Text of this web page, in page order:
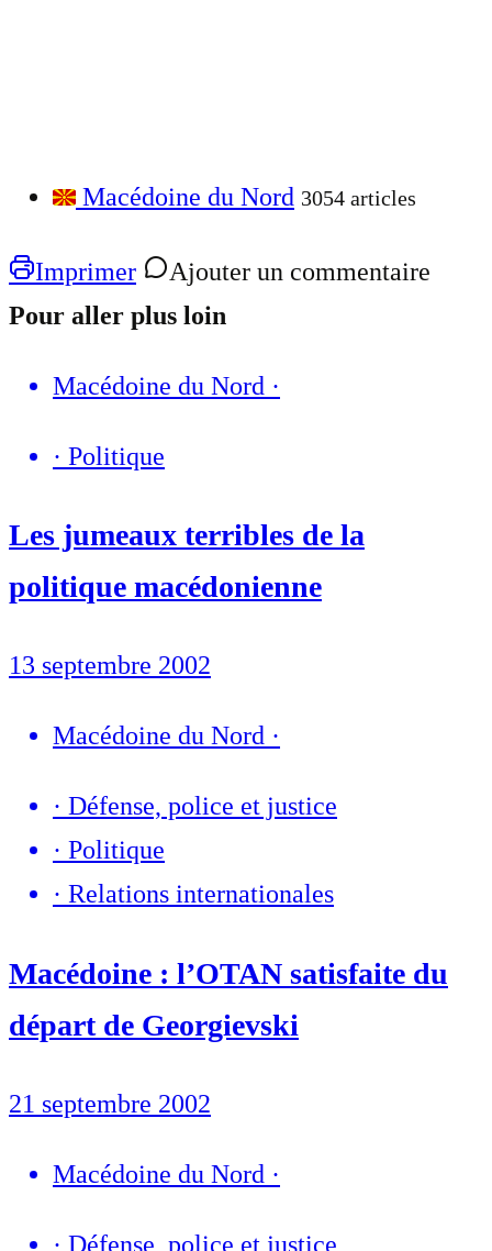
Macédoine du Nord 3054 articles
Imprimer
Ajouter un commentaire
Pour aller plus loin
Macédoine du Nord ·
· Politique
Les jumeaux terribles de la
politique macédonienne
13 septembre 2002
Macédoine du Nord ·
· Défense, police et justice
· Politique
· Relations internationales
Macédoine : l’OTAN satisfaite du
départ de Georgievski
21 septembre 2002
Macédoine du Nord ·
· Défense, police et justice